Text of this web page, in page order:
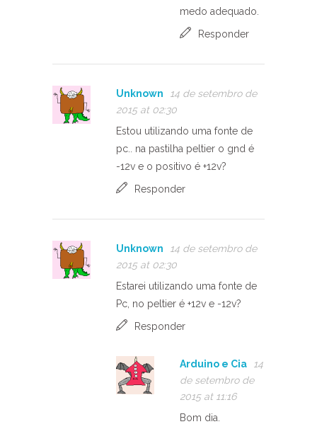
medo adequado.
Responder
Unknown
14 de setembro de
2015 at 02:30
Estou utilizando uma fonte de
pc.. na pastilha peltier o gnd é
-12v e o positivo é +12v?
Responder
Unknown
14 de setembro de
2015 at 02:30
Estarei utilizando uma fonte de
Pc, no peltier é +12v e -12v?
Responder
Arduino e Cia
14
de setembro de
2015 at 11:16
Bom dia.